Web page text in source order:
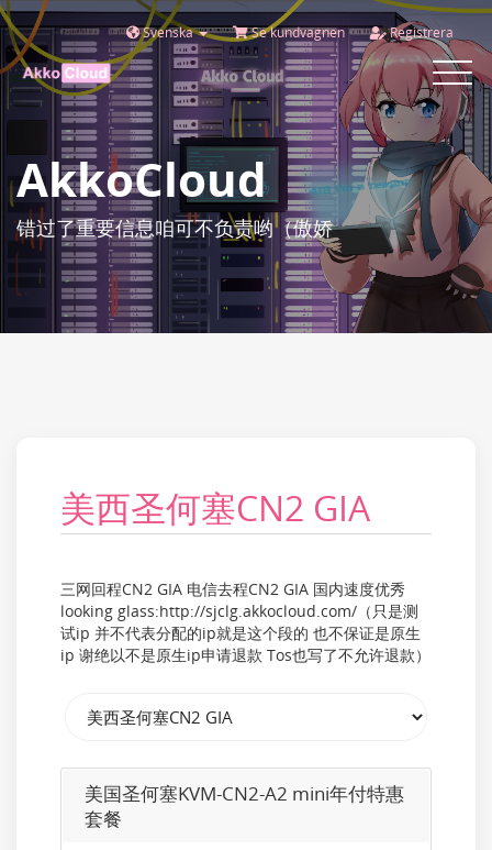
Svenska Se kundvagnen Registrera
Toggle
AkkoCloud
错过了重要信息咱可不负责哟（傲娇
美西圣何塞CN2 GIA
三网回程CN2 GIA 电信去程CN2 GIA 国内速度优秀
looking glass:http://sjclg.akkocloud.com/（只是测
试ip 并不代表分配的ip就是这个段的 也不保证是原生
ip 谢绝以不是原生ip申请退款 Tos也写了不允许退款）
美国圣何塞KVM-CN2-A2 mini年付特惠
套餐